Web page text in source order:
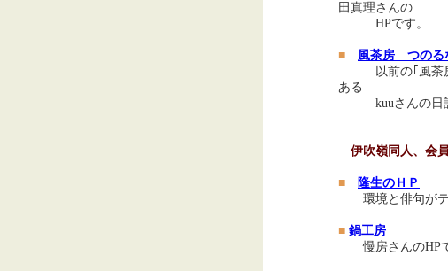
田真理さんの
HPです。
■
風茶房 つのる
以前の｢風茶房｣
ある
kuuさんの日記
伊吹嶺同人、会
■
隆生のＨＰ
環境と俳句が
■ 鍋工房
慢房さんのHP